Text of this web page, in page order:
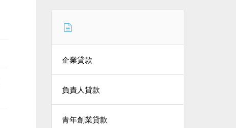
企業貸款
負責人貸款
青年創業貸款